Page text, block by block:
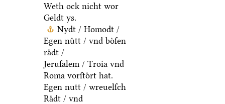
Weth ock nicht wor
Geldt ys.
Nydt / Homodt /
Egen nuͤtt / vnd boͤſen
raͤdt /
Jeruſalem / Troia vnd
Roma vorſtoͤrt hat.
Egen nutt / wreuelſch
Raͤdt / vnd